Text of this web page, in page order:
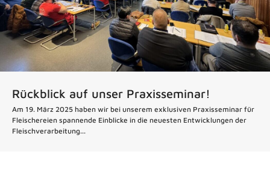
Rückblick auf unser Praxisseminar!
Am 19. März 2025 haben wir bei unserem exklusiven Praxisseminar für
Fleischereien spannende Einblicke in die neuesten Entwicklungen der
Fleischverarbeitung...